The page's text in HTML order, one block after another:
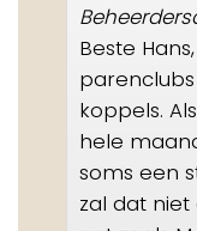
Beste
koppels.
hele
soms een
zal dat